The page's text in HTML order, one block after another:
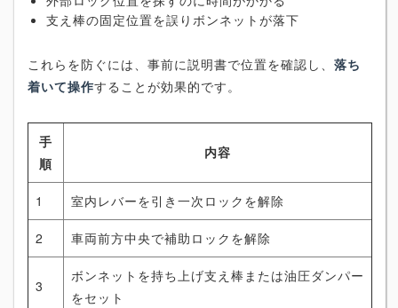
支え棒の固定位置を誤りボンネットが落下
これらを防ぐには、事前に説明書で位置を確認し、 落ち
着いて操作することが効果的です。
手
順
内容
1 室内レバーを引き一次ロックを解除
2 車両前方中央で補助ロックを解除
3
ボンネットを持ち上げ支え棒または油圧ダンパー
をセット